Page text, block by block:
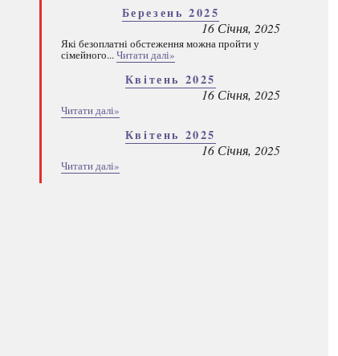
Березень 2025
16 Січня, 2025
Які безоплатні обстеження можна пройти у
сімейного...Читати далі»
Квітень 2025
16 Січня, 2025
Читати далі»
Квітень 2025
16 Січня, 2025
Читати далі»